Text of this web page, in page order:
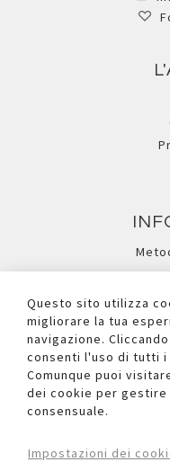
I
Questo sito utilizza
migliorare la tua
navigazione.
consenti l'uso di tutti i
Comunque puoi
dei cookie per gestire
consensuale.
Impostazioni dei
Copyright © 2026 Due